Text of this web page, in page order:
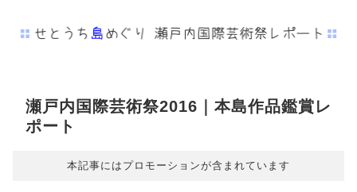
瀬戸内国際芸術祭2016｜本島作品鑑賞レ
ポート
本記事にはプロモーションが含まれています